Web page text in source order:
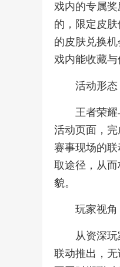
戏内的专属
的，限定皮
的皮肤兑换
戏内能收藏与
活动形
王者荣
活动页面，
赛事现场的
取途径，从
貌。
玩家视角
从资深
联动推出，